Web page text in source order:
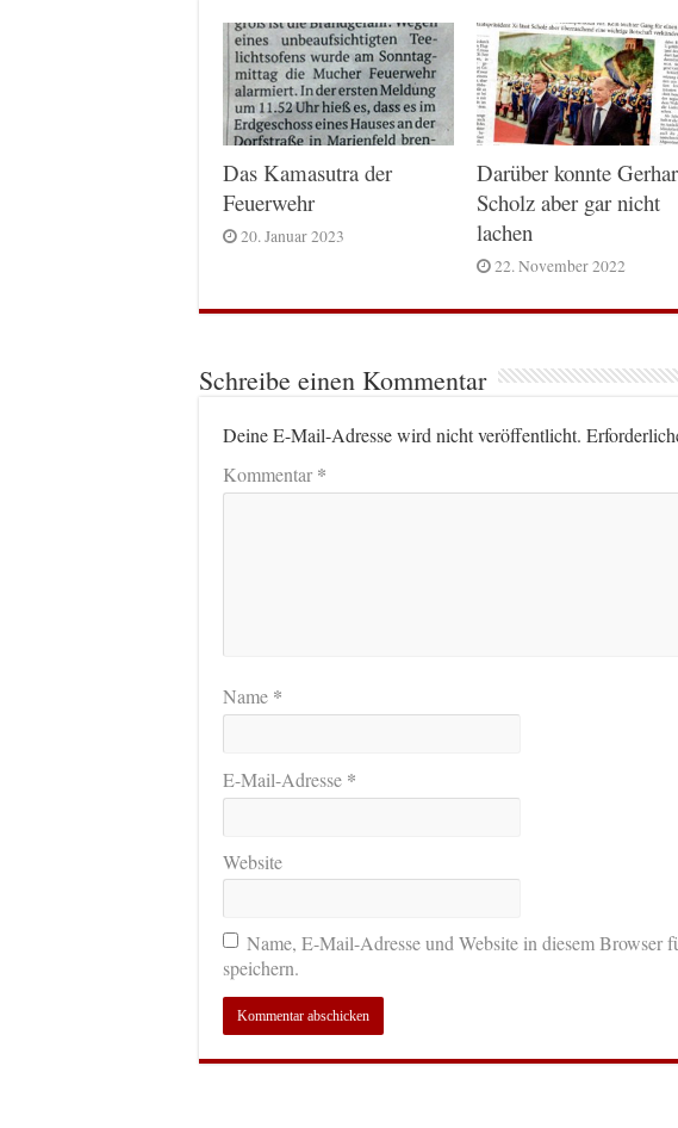
Das Kamasutra der
Feuerwehr
20. Januar 2023
Darüber konnte
Scholz aber gar nicht
lachen
22. November 2022
Schreibe einen Kommentar
Deine E-Mail-Adresse wird nicht veröffentlicht.
Kommentar*
Name *
E-Mail-Adresse *
Website
Name, E-Mail-Adresse und Website in diesem Browser
speichern.